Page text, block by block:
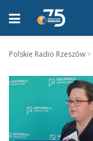
Polskie Radio Rzeszów >